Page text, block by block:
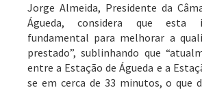
Jorge Almeida, Presidente da
Águeda, considera que esta
fundamental para melhorar a
prestado”, sublinhando que
entre a Estação de Águeda e a
se em cerca de 33 minutos, o que